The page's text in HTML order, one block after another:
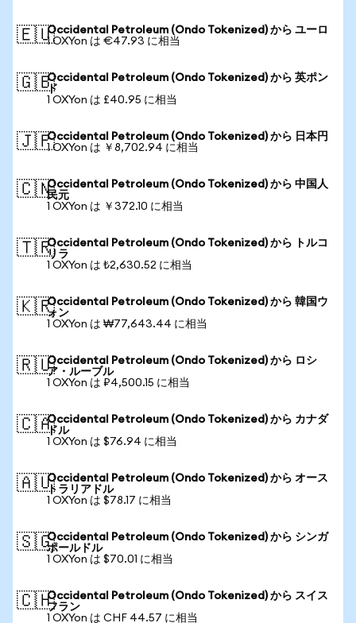
🇪🇺Occidental Petroleum (Ondo Tokenized) から ユーロ
1 OXYon は €47.93 に相当
🇬🇧Occidental Petroleum (Ondo Tokenized) から 英ポン
ド
1 OXYon は £40.95 に相当
🇯🇵Occidental Petroleum (Ondo Tokenized) から 日本円
1 OXYon は ￥8,702.94 に相当
🇨🇳Occidental Petroleum (Ondo Tokenized) から 中国人
民元
1 OXYon は ￥372.10 に相当
🇹🇷Occidental Petroleum (Ondo Tokenized) から トルコ
リラ
1 OXYon は ₺2,630.52 に相当
🇰🇷Occidental Petroleum (Ondo Tokenized) から 韓国ウ
ォン
1 OXYon は ₩77,643.44 に相当
🇷🇺Occidental Petroleum (Ondo Tokenized) から ロシ
ア・ルーブル
1 OXYon は ₽4,500.15 に相当
🇨🇦Occidental Petroleum (Ondo Tokenized) から カナダ
ドル
1 OXYon は $76.94 に相当
🇦🇺Occidental Petroleum (Ondo Tokenized) から オース
トラリアドル
1 OXYon は $78.17 に相当
🇸🇬Occidental Petroleum (Ondo Tokenized) から シンガ
ポールドル
1 OXYon は $70.01 に相当
🇨🇭Occidental Petroleum (Ondo Tokenized) から スイス
フラン
1 OXYon は CHF 44.57 に相当